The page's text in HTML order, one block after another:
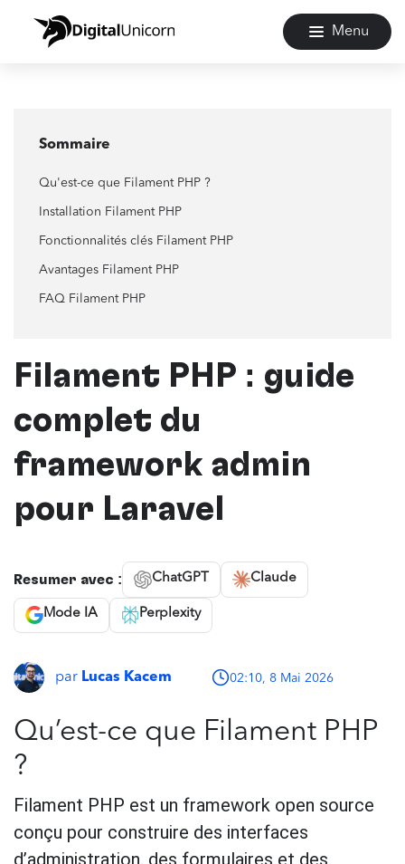
Menu
Sommaire
Qu'est-ce que Filament PHP ?
Installation Filament PHP
Fonctionnalités clés Filament PHP
Avantages Filament PHP
FAQ Filament PHP
Filament PHP : guide
complet du
framework admin
pour Laravel
Résumer avec : ChatGPT Claude
Mode IA Perplexity
par Lucas Kacem 02:10, 8 Mai 2026
Qu’est-ce que Filament PHP
?
Filament PHP est un framework open source
conçu pour construire des interfaces
d’administration, des formulaires et des